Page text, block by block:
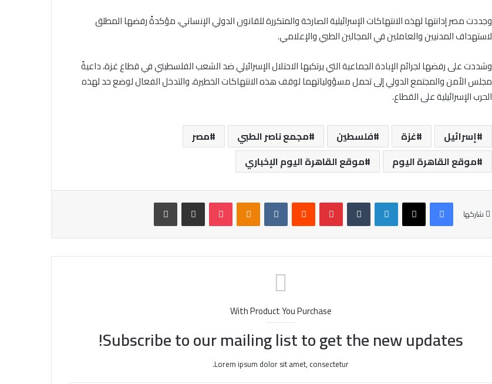
وجددت مصر إدانتها لهذه الانتهاكات الإسرائيلية الصارخة والمتكررة للقانون الدولي الإنساني، مؤكدةً رفضها المطلق
لاستهداف المدنيين والعاملين في المجالين الطبي والإعلامي.
وشددت على رفضها لجرائم الإبادة الجماعية التي يرتكبها الاحتلال الإسرائيلي ضد الشعب الفلسطيني في قطاع غزة، داعيةً
مجلس الأمن والمجتمع الدولي إلى تحمل مسؤولياتهما لوقف هذه الانتهاكات الخطيرة، والتدخل الفعال لوضع حد لهذه
الحرب الإسرائيلية على القطاع.
إسرائيل غزة فلسطين مجمع ناصر الطبي
مصر
موقع القاهرة اليوم
موقع القاهرة اليوم الإخباري
شاركها
فيسبوك لينكدإن بينتيريست بوكيت
With Product You Purchase
Subscribe to our mailing list to get the new updates!
Lorem ipsum dolor sit amet, consectetur.